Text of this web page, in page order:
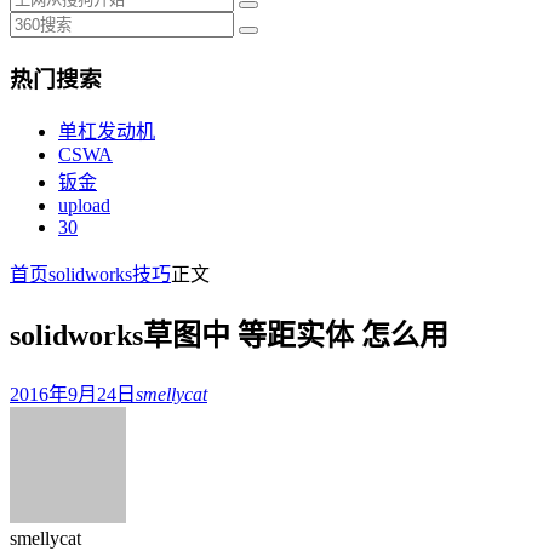
热门搜索
单杠发动机
CSWA
钣金
upload
30
首页solidworks技巧正文
solidworks草图中 等距实体 怎么用
2016年9月24日 smellycat
smellycat